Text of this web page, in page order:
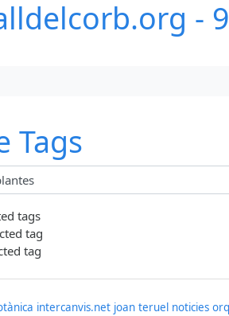
-
Tags
tags
tag
tag
intercanvis.net joan teruel noticies